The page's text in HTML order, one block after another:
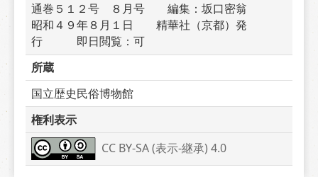
通巻５１２号　８月号　　編集：坂口密翁
昭和４９年８月１日　　精華社（京都）発
行　　　即日閲覧：可
所蔵
国立歴史民俗博物館
権利表示
CC BY-SA (表示-継承) 4.0